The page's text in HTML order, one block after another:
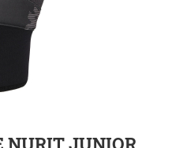
NURIT JUNIOR